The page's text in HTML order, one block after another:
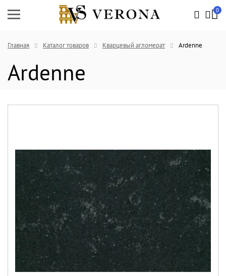
0
Главная Каталог товаров Кварцевый агломерат Ardenne
Ardenne